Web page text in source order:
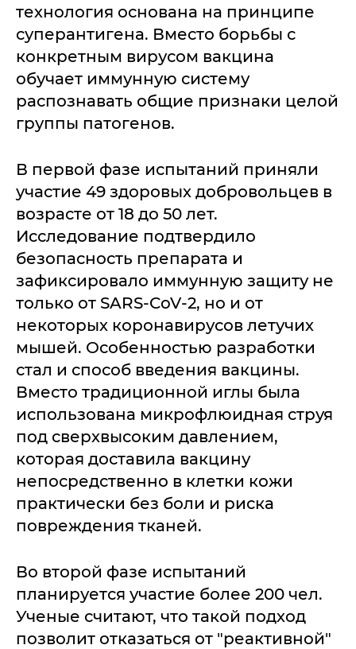
технология основана на принципе
суперантигена. Вместо борьбы с
конкретным вирусом вакцина
обучает иммунную систему
распознавать общие признаки целой
группы патогенов.
В первой фазе испытаний приняли
участие 49 здоровых добровольцев в
возрасте от 18 до 50 лет.
Исследование подтвердило
безопасность препарата и
зафиксировало иммунную защиту не
только от SARS-CoV-2, но и от
некоторых коронавирусов летучих
мышей. Особенностью разработки
стал и способ введения вакцины.
Вместо традиционной иглы была
использована микрофлюидная струя
под сверхвысоким давлением,
которая доставила вакцину
непосредственно в клетки кожи
практически без боли и риска
повреждения тканей.
Во второй фазе испытаний
планируется участие более 200 чел.
Ученые считают, что такой подход
позволит отказаться от "реактивной"